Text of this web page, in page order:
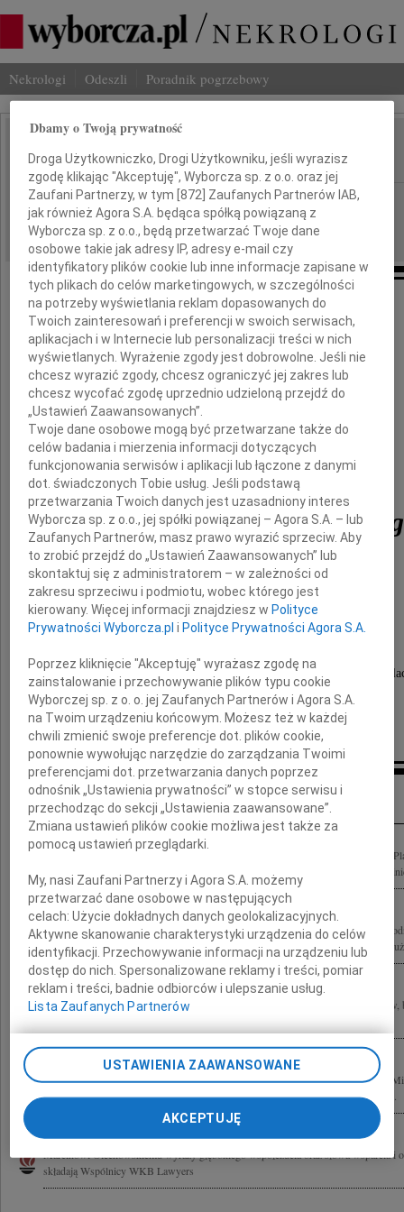
Nekrologi Odeszli Poradnik pogrzebowy
IMIĘ I NAZWISKO: Andrzej Olechowski
REGION: cała Polska
DATA EMISJI: 04.05.2026
Jackowi Olechowskiemu
wyrazy głębokiego współczucia
z powodu śmierci Taty,
Andrzeja
Składamy najszczersze kondolencje również
całej Rodzinie i Bliskim
łącząc się w bólu i smutku w tych trudnych
Magdalena i Stanisław Janowscy z rodziną
Inne kondolencje
Odszedł Andrzej Olechowski Dyplomata, polityk, ekonomista, jeden z założycieli
Minister i wiceminister w rządach po 1989 roku. Człowiek dialogu, zawsze pełen
Z głębokim smutkiem żegnamy dr. Andrzeja Olechowskiego Wieloletniego
Banku Handlowego w Warszawie S.A. Człowieka wybitnej klasy i prawości.
Z wielkim smutkiem żegnamy Andrzeja Olechowskiego byłego Ministra Finansów,
Z głębokim smutkiem przyjąłem wiadomość o odejściu Andrzeja Olechowskiego
latach 1993-1995, wybitnego ekonomisty, dyplomaty i polityka. Przez lata swojej...
Marcinowi Olechowskiemu wyrazy głębokiego współczucia oraz słowa wsparcia i
składają Wspólnicy WKB Lawyers
Dbamy o Twoją prywatność
Droga Użytkowniczko, Drogi Użytkowniku, jeśli wyrazisz
zgodę klikając "Akceptuję", Wyborcza sp. z o.o. oraz jej
Zaufani Partnerzy, w tym [872 ] Zaufanych Partnerów IAB,
jak również Agora S.A. będąca spółką powiązaną z
Wyborcza sp. z o.o., będą przetwarzać Twoje dane
osobowe takie jak adresy IP, adresy e-mail czy
identyfikatory plików cookie lub inne informacje zapisane w
tych plikach do celów marketingowych, w szczególności
na potrzeby wyświetlania reklam dopasowanych do
Twoich zainteresowań i preferencji w swoich serwisach,
aplikacjach i w Internecie lub personalizacji treści w nich
wyświetlanych. Wyrażenie zgody jest dobrowolne. Jeśli nie
chcesz wyrazić zgody, chcesz ograniczyć jej zakres lub
chcesz wycofać zgodę uprzednio udzieloną przejdź do
„Ustawień Zaawansowanych”.
Twoje dane osobowe mogą być przetwarzane także do
celów badania i mierzenia informacji dotyczących
funkcjonowania serwisów i aplikacji lub łączone z danymi
dot. świadczonych Tobie usług. Jeśli podstawą
przetwarzania Twoich danych jest uzasadniony interes
Wyborcza sp. z o.o., jej spółki powiązanej – Agora S.A. – lub
Zaufanych Partnerów, masz prawo wyrazić sprzeciw. Aby
to zrobić przejdź do „Ustawień Zaawansowanych” lub
skontaktuj się z administratorem – w zależności od
zakresu sprzeciwu i podmiotu, wobec którego jest
kierowany. Więcej informacji znajdziesz w Polityce
Prywatności Wyborcza.pl i Polityce Prywatności Agora S.A.
Poprzez kliknięcie "Akceptuję" wyrażasz zgodę na
zainstalowanie i przechowywanie plików typu cookie
Wyborczej sp. z o. o. jej Zaufanych Partnerów i Agora S.A.
na Twoim urządzeniu końcowym. Możesz też w każdej
chwili zmienić swoje preferencje dot. plików cookie,
ponownie wywołując narzędzie do zarządzania Twoimi
preferencjami dot. przetwarzania danych poprzez
odnośnik „Ustawienia prywatności” w stopce serwisu i
przechodząc do sekcji „Ustawienia zaawansowane”.
Zmiana ustawień plików cookie możliwa jest także za
pomocą ustawień przeglądarki.
My, nasi Zaufani Partnerzy i Agora S.A. możemy
przetwarzać dane osobowe w następujących
celach:Użycie dokładnych danych geolokalizacyjnych.
Aktywne skanowanie charakterystyki urządzenia do celów
identyfikacji. Przechowywanie informacji na urządzeniu lub
dostęp do nich. Spersonalizowane reklamy i treści, pomiar
reklam i treści, badnie odbiorców i ulepszanie usług.
Lista Zaufanych Partnerów
USTAWIENIA ZAAWANSOWANE
AKCEPTUJĘ